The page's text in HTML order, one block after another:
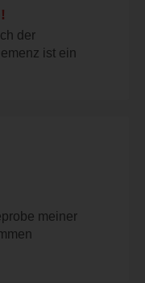
der
ist ein
meiner